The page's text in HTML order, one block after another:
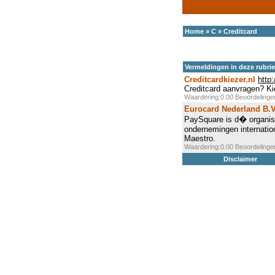
Home » C » Creditcard
Vermeldingen in deze
Creditcardkiezer.nl
Creditcard aanvragen?
Waardering:0.00
Eurocard Nederland
PaySquare is d�
ondernemingen
Maestro.
Waardering:0.00
Disclaimer